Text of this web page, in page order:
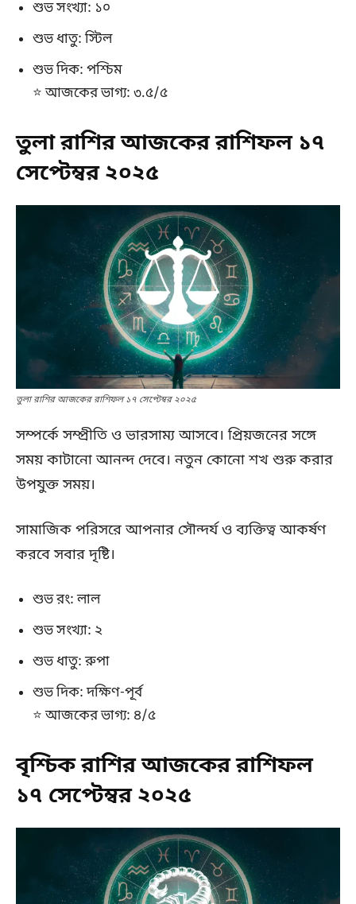
শুভ সংখ্যা: ১০
শুভ ধাতু: স্টিল
শুভ দিক: পশ্চিম
⭐ আজকের ভাগ্য: ৩.৫/৫
তুলা রাশির আজকের রাশিফল ১৭
সেপ্টেম্বর ২০২৫
তুলা রাশির আজকের রাশিফল ১৭ সেপ্টেম্বর ২০২৫
সম্পর্কে সম্প্রীতি ও ভারসাম্য আসবে। প্রিয়জনের সঙ্গে
সময় কাটানো আনন্দ দেবে। নতুন কোনো শখ শুরু করার
উপযুক্ত সময়।
সামাজিক পরিসরে আপনার সৌন্দর্য ও ব্যক্তিত্ব আকর্ষণ
করবে সবার দৃষ্টি।
শুভ রং: লাল
শুভ সংখ্যা: ২
শুভ ধাতু: রুপা
শুভ দিক: দক্ষিণ-পূর্ব
⭐ আজকের ভাগ্য: ৪/৫
বৃশ্চিক রাশির আজকের রাশিফল
১৭ সেপ্টেম্বর ২০২৫